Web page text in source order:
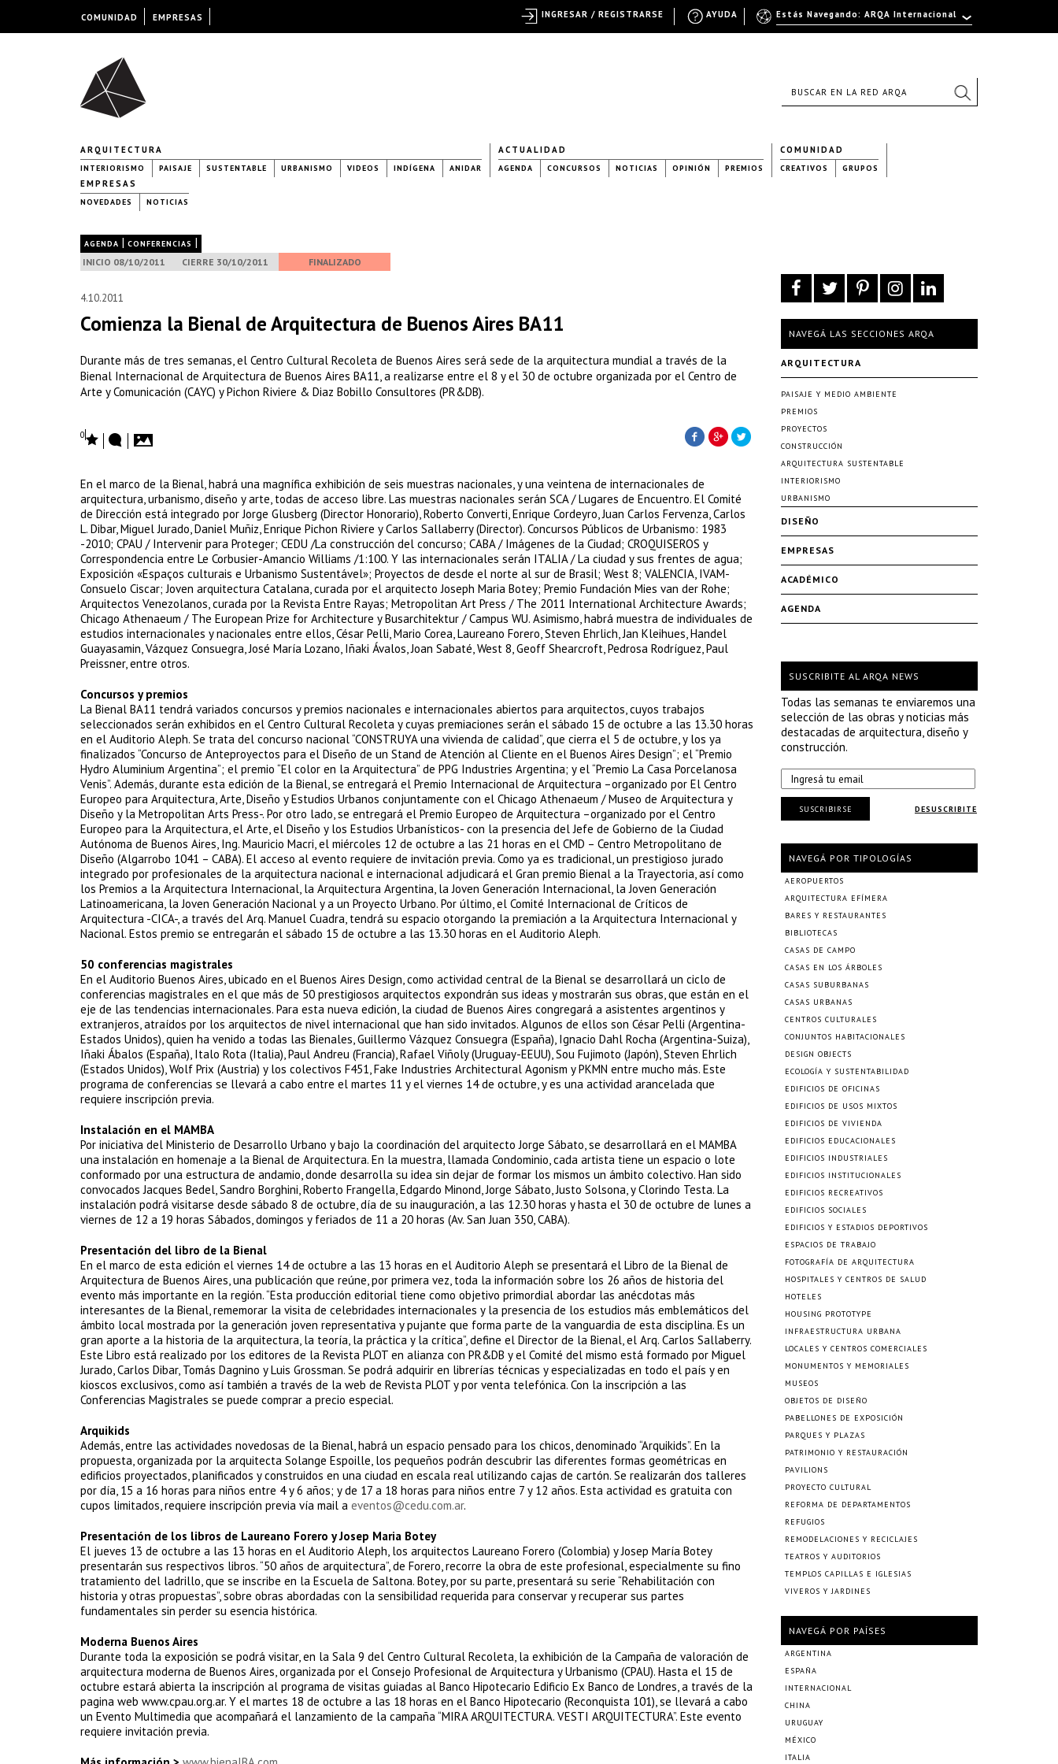
ARQUITECTURA
INTERIORISMO PAISAJE SUSTENTABLE URBANISMO VIDEOS INDÍGENA ANIDAR
ACTUALIDAD
AGENDA CONCURSOS NOTICIAS OPINIÓN PREMIOS
COMUNIDAD
CREATIVOS GRUPOS
EMPRESAS
NOVEDADES NOTICIAS
AGENDA | CONFERENCIAS |
INICIO 08/10/2011 CIERRE 30/10/2011 FINALIZADO
4.10.2011
Comienza la Bienal de Arquitectura de Buenos Aires BA11
Durante más de tres semanas, el Centro Cultural Recoleta de Buenos Aires será sede de la arquitectura mundial a través de la
Bienal Internacional de Arquitectura de Buenos Aires BA11, a realizarse entre el 8 y el 30 de octubre organizada por el Centro de
Arte y Comunicación (CAYC) y Pichon Riviere & Diaz Bobillo Consultores (PR&DB).
0
En el marco de la Bienal, habrá una magnífica exhibición de seis muestras nacionales, y una veintena de internacionales de
arquitectura, urbanismo, diseño y arte, todas de acceso libre. Las muestras nacionales serán SCA / Lugares de Encuentro. El Comité
de Dirección está integrado por Jorge Glusberg (Director Honorario), Roberto Converti, Enrique Cordeyro, Juan Carlos Fervenza, Carlos
L. Dibar, Miguel Jurado, Daniel Muñiz, Enrique Pichon Riviere y Carlos Sallaberry (Director). Concursos Públicos de Urbanismo: 1983
-2010; CPAU / Intervenir para Proteger; CEDU /La construcción del concurso; CABA / Imágenes de la Ciudad; CROQUISEROS y
Correspondencia entre Le Corbusier-Amancio Williams /1:100. Y las internacionales serán ITALIA / La ciudad y sus frentes de agua;
Exposición «Espaços culturais e Urbanismo Sustentável»; Proyectos de desde el norte al sur de Brasil; West 8; VALENCIA, IVAM-
Consuelo Ciscar; Joven arquitectura Catalana, curada por el arquitecto Joseph Maria Botey; Premio Fundación Mies van der Rohe;
Arquitectos Venezolanos, curada por la Revista Entre Rayas; Metropolitan Art Press / The 2011 International Architecture Awards;
Chicago Athenaeum / The European Prize for Architecture y Busarchitektur / Campus WU. Asimismo, habrá muestra de individuales de
estudios internacionales y nacionales entre ellos, César Pelli, Mario Corea, Laureano Forero, Steven Ehrlich, Jan Kleihues, Handel
Guayasamin, Vázquez Consuegra, José María Lozano, Iñaki Ávalos, Joan Sabaté, West 8, Geoff Shearcroft, Pedrosa Rodríguez, Paul
Preissner, entre otros.
Concursos y premios
La Bienal BA11 tendrá variados concursos y premios nacionales e internacionales abiertos para arquitectos, cuyos trabajos
seleccionados serán exhibidos en el Centro Cultural Recoleta y cuyas premiaciones serán el sábado 15 de octubre a las 13.30 horas
en el Auditorio Aleph. Se trata del concurso nacional “CONSTRUYA una vivienda de calidad”, que cierra el 5 de octubre, y los ya
finalizados “Concurso de Anteproyectos para el Diseño de un Stand de Atención al Cliente en el Buenos Aires Design”; el “Premio
Hydro Aluminium Argentina”; el premio “El color en la Arquitectura” de PPG Industries Argentina; y el “Premio La Casa Porcelanosa
Venis”. Además, durante esta edición de la Bienal, se entregará el Premio Internacional de Arquitectura –organizado por El Centro
Europeo para Arquitectura, Arte, Diseño y Estudios Urbanos conjuntamente con el Chicago Athenaeum / Museo de Arquitectura y
Diseño y la Metropolitan Arts Press-. Por otro lado, se entregará el Premio Europeo de Arquitectura –organizado por el Centro
Europeo para la Arquitectura, el Arte, el Diseño y los Estudios Urbanísticos- con la presencia del Jefe de Gobierno de la Ciudad
Autónoma de Buenos Aires, Ing. Mauricio Macri, el miércoles 12 de octubre a las 21 horas en el CMD – Centro Metropolitano de
Diseño (Algarrobo 1041 – CABA). El acceso al evento requiere de invitación previa. Como ya es tradicional, un prestigioso jurado
integrado por profesionales de la arquitectura nacional e internacional adjudicará el Gran premio Bienal a la Trayectoria, así como
los Premios a la Arquitectura Internacional, la Arquitectura Argentina, la Joven Generación Internacional, la Joven Generación
Latinoamericana, la Joven Generación Nacional y a un Proyecto Urbano. Por último, el Comité Internacional de Críticos de
Arquitectura -CICA-, a través del Arq. Manuel Cuadra, tendrá su espacio otorgando la premiación a la Arquitectura Internacional y
Nacional. Estos premio se entregarán el sábado 15 de octubre a las 13.30 horas en el Auditorio Aleph.
50 conferencias magistrales
En el Auditorio Buenos Aires, ubicado en el Buenos Aires Design, como actividad central de la Bienal se desarrollará un ciclo de
conferencias magistrales en el que más de 50 prestigiosos arquitectos expondrán sus ideas y mostrarán sus obras, que están en el
eje de las tendencias internacionales. Para esta nueva edición, la ciudad de Buenos Aires congregará a asistentes argentinos y
extranjeros, atraídos por los arquitectos de nivel internacional que han sido invitados. Algunos de ellos son César Pelli (Argentina-
Estados Unidos), quien ha venido a todas las Bienales, Guillermo Vázquez Consuegra (España), Ignacio Dahl Rocha (Argentina-Suiza),
Iñaki Ábalos (España), Italo Rota (Italia), Paul Andreu (Francia), Rafael Viñoly (Uruguay-EEUU), Sou Fujimoto (Japón), Steven Ehrlich
(Estados Unidos), Wolf Prix (Austria) y los colectivos F451, Fake Industries Architectural Agonism y PKMN entre mucho más. Este
programa de conferencias se llevará a cabo entre el martes 11 y el viernes 14 de octubre, y es una actividad arancelada que
requiere inscripción previa.
Instalación en el MAMBA
Por iniciativa del Ministerio de Desarrollo Urbano y bajo la coordinación del arquitecto Jorge Sábato, se desarrollará en el MAMBA
una instalación en homenaje a la Bienal de Arquitectura. En la muestra, llamada Condominio, cada artista tiene un espacio o lote
conformado por una estructura de andamio, donde desarrolla su idea sin dejar de formar los mismos un ámbito colectivo. Han sido
convocados Jacques Bedel, Sandro Borghini, Roberto Frangella, Edgardo Minond, Jorge Sábato, Justo Solsona, y Clorindo Testa. La
instalación podrá visitarse desde sábado 8 de octubre, día de su inauguración, a las 12.30 horas y hasta el 30 de octubre de lunes a
viernes de 12 a 19 horas Sábados, domingos y feriados de 11 a 20 horas (Av. San Juan 350, CABA).
Presentación del libro de la Bienal
En el marco de esta edición el viernes 14 de octubre a las 13 horas en el Auditorio Aleph se presentará el Libro de la Bienal de
Arquitectura de Buenos Aires, una publicación que reúne, por primera vez, toda la información sobre los 26 años de historia del
evento más importante en la región. “Esta producción editorial tiene como objetivo primordial abordar las anécdotas más
interesantes de la Bienal, rememorar la visita de celebridades internacionales y la presencia de los estudios más emblemáticos del
ámbito local mostrada por la generación joven representativa y pujante que forma parte de la vanguardia de esta disciplina. Es un
gran aporte a la historia de la arquitectura, la teoría, la práctica y la crítica”, define el Director de la Bienal, el Arq. Carlos Sallaberry.
Este Libro está realizado por los editores de la Revista PLOT en alianza con PR&DB y el Comité del mismo está formado por Miguel
Jurado, Carlos Dibar, Tomás Dagnino y Luis Grossman. Se podrá adquirir en librerías técnicas y especializadas en todo el país y en
kioscos exclusivos, como así también a través de la web de Revista PLOT y por venta telefónica. Con la inscripción a las
Conferencias Magistrales se puede comprar a precio especial.
Arquikids
Además, entre las actividades novedosas de la Bienal, habrá un espacio pensado para los chicos, denominado “Arquikids”. En la
propuesta, organizada por la arquitecta Solange Espoille, los pequeños podrán descubrir las diferentes formas geométricas en
edificios proyectados, planificados y construidos en una ciudad en escala real utilizando cajas de cartón. Se realizarán dos talleres
por día, 15 a 16 horas para niños entre 4 y 6 años; y de 17 a 18 horas para niños entre 7 y 12 años. Esta actividad es gratuita con
cupos limitados, requiere inscripción previa vía mail a eventos@cedu.com.ar.
Presentación de los libros de Laureano Forero y Josep Maria Botey
El jueves 13 de octubre a las 13 horas en el Auditorio Aleph, los arquitectos Laureano Forero (Colombia) y Josep María Botey
presentarán sus respectivos libros. “50 años de arquitectura”, de Forero, recorre la obra de este profesional, especialmente su fino
tratamiento del ladrillo, que se inscribe en la Escuela de Saltona. Botey, por su parte, presentará su serie “Rehabilitación con
historia y otras propuestas”, sobre obras abordadas con la sensibilidad requerida para conservar y recuperar sus partes
fundamentales sin perder su esencia histórica.
Moderna Buenos Aires
Durante toda la exposición se podrá visitar, en la Sala 9 del Centro Cultural Recoleta, la exhibición de la Campaña de valoración de
arquitectura moderna de Buenos Aires, organizada por el Consejo Profesional de Arquitectura y Urbanismo (CPAU). Hasta el 15 de
octubre estará abierta la inscripción al programa de visitas guiadas al Banco Hipotecario Edificio Ex Banco de Londres, a través de la
pagina web www.cpau.org.ar. Y el martes 18 de octubre a las 18 horas en el Banco Hipotecario (Reconquista 101), se llevará a cabo
un Evento Multimedia que acompañará el lanzamiento de la campaña “MIRA ARQUITECTURA. VESTI ARQUITECTURA”. Este evento
requiere invitación previa.
NAVEGÁ LAS SECCIONES ARQA
ARQUITECTURA
PAISAJE Y MEDIO AMBIENTE
PREMIOS
PROYECTOS
CONSTRUCCIÓN
ARQUITECTURA SUSTENTABLE
INTERIORISMO
URBANISMO
DISEÑO
EMPRESAS
ACADÉMICO
AGENDA
SUSCRIBITE AL ARQA NEWS
Todas las semanas te enviaremos una
selección de las obras y noticias más
destacadas de arquitectura, diseño y
construcción.
DESUSCRIBITE
SUSCRIBIRSE
NAVEGÁ POR TIPOLOGÍAS
AEROPUERTOS
ARQUITECTURA EFÍMERA
BARES Y RESTAURANTES
BIBLIOTECAS
CASAS DE CAMPO
CASAS EN LOS ÁRBOLES
CASAS SUBURBANAS
CASAS URBANAS
CENTROS CULTURALES
CONJUNTOS HABITACIONALES
DESIGN OBJECTS
ECOLOGÍA Y SUSTENTABILIDAD
EDIFICIOS DE OFICINAS
EDIFICIOS DE USOS MIXTOS
EDIFICIOS DE VIVIENDA
EDIFICIOS EDUCACIONALES
EDIFICIOS INDUSTRIALES
EDIFICIOS INSTITUCIONALES
EDIFICIOS RECREATIVOS
EDIFICIOS SOCIALES
EDIFICIOS Y ESTADIOS DEPORTIVOS
ESPACIOS DE TRABAJO
FOTOGRAFÍA DE ARQUITECTURA
HOSPITALES Y CENTROS DE SALUD
HOTELES
HOUSING PROTOTYPE
INFRAESTRUCTURA URBANA
LOCALES Y CENTROS COMERCIALES
MONUMENTOS Y MEMORIALES
MUSEOS
OBJETOS DE DISEÑO
PABELLONES DE EXPOSICIÓN
PARQUES Y PLAZAS
PATRIMONIO Y RESTAURACIÓN
PAVILIONS
PROYECTO CULTURAL
REFORMA DE DEPARTAMENTOS
REFUGIOS
REMODELACIONES Y RECICLAJES
TEATROS Y AUDITORIOS
TEMPLOS CAPILLAS E IGLESIAS
VIVEROS Y JARDINES
NAVEGÁ POR PAÍSES
ARGENTINA
ESPAÑA
INTERNACIONAL
CHINA
URUGUAY
MÉXICO
ITALIA
COMUNIDAD EMPRESAS Estás Navegando: ARQA Internacional
AYUDA
INGRESAR / REGISTRARSE